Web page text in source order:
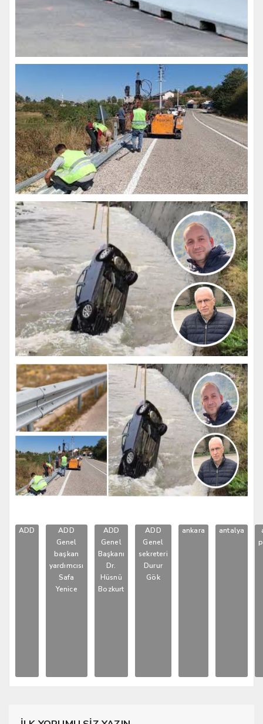
ADD
ADD
Genel
başkan
yardımcısı
Safa
Yenice
ADD
Genel
Başkanı
Dr.
Hüsnü
Bozkurt
ADD
Genel
sekreteri
Durur
Gök
ankara antalya